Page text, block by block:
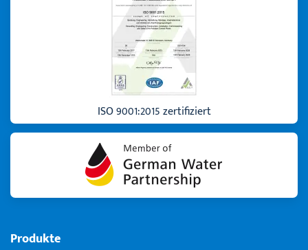
Produkte
ISO 9001:2015 zertifiziert